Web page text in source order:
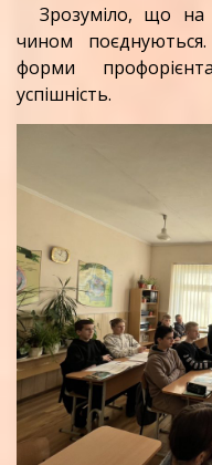
Зрозуміло, що на
чином
форми
успішність.